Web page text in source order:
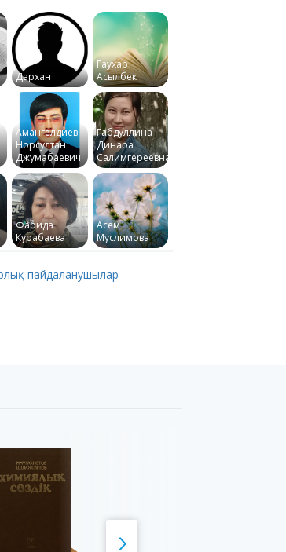
Дархан
Гаухар
Асылбек
Амангелдиев
Норсултан
Джумабаевич
Габдуллина
Динара
Салимгереевна
Фарида
Курабаева
Асем
Муслимова
пайдаланушылар